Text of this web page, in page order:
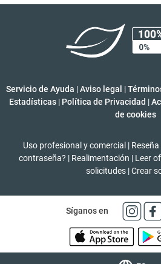
Servicio de Ayuda |Aviso legal |
Estadísticas | Política de Privacidad |
de cookies
Uso profesional y comercial |
contraseña? | Realimentación | Leer
solicitudes |Crear
Síganos en